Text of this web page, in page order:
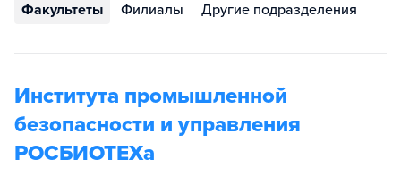
Факультеты Филиалы Другие подразделения
Института промышленной
безопасности и управления
РОСБИОТЕХа